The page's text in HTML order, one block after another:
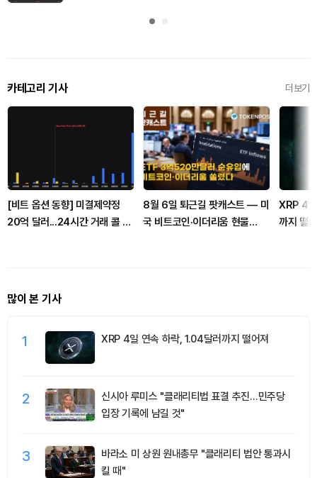
카테고리 기사 더보기
[비트 옵션 동향] 미결제약정
20억 달러...24시간 거래 콜 우
8월 6일 퇴근길 팟캐스트 — 미
국 비트코인·이더리움 현물
XRP 4
까지 떨
많이 본 기사
1 XRP 4일 연속 하락, 1.04달러까지 떨어져
2
신시아 루미스 "클래리티법 표결 추진…민주당
입장 기록에 남길 것"
3
바라소 미 상원 원내총무 "클래리티 법안 통과시
킬 때"